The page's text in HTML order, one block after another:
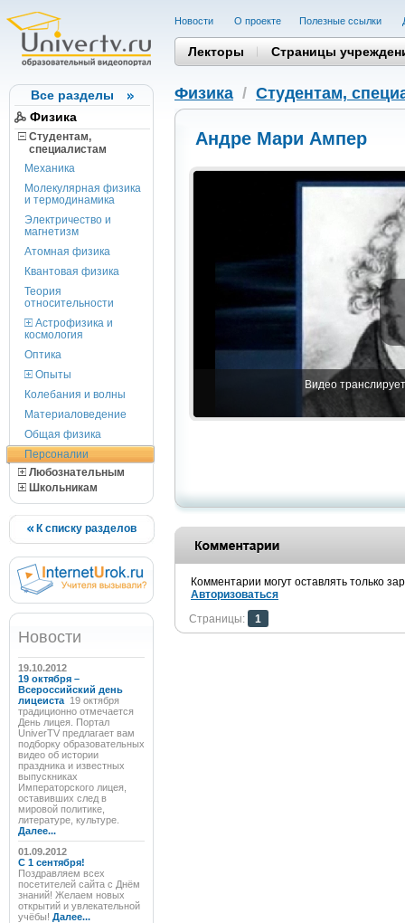
Все разделы
Физика
Студентам,
cпециалистам
Механика
Молекулярная физика
и термодинамика
Электричество и
магнетизм
Атомная физика
Квантовая физика
Теория
относительности
Астрофизика и
космология
Оптика
Опыты
Колебания и волны
Материаловедение
Общая физика
Персоналии
Любознательным
Школьникам
К списку разделов
Новости
19.10.2012
19 октября –
Всероссийский день
лицеиста 19 октября
традиционно отмечается
День лицея. Портал
UniverTV предлагает вам
подборку образовательных
видео об истории
праздника и известных
выпускниках
Императорского лицея,
оставивших след в
мировой политике,
литературе, культуре.
Далее...
01.09.2012
C 1 сентября!
Поздравляем всех
посетителей сайта с Днём
знаний! Желаем новых
открытий и увлекательной
учёбы! Далее...
Новости О проекте Полезные cсылки
Лекторы Страницы
Физика / Студентам,
Андре Мари Ампер
Видео
Комментарии могут оставлять только
Авторизоваться
Страницы:
1